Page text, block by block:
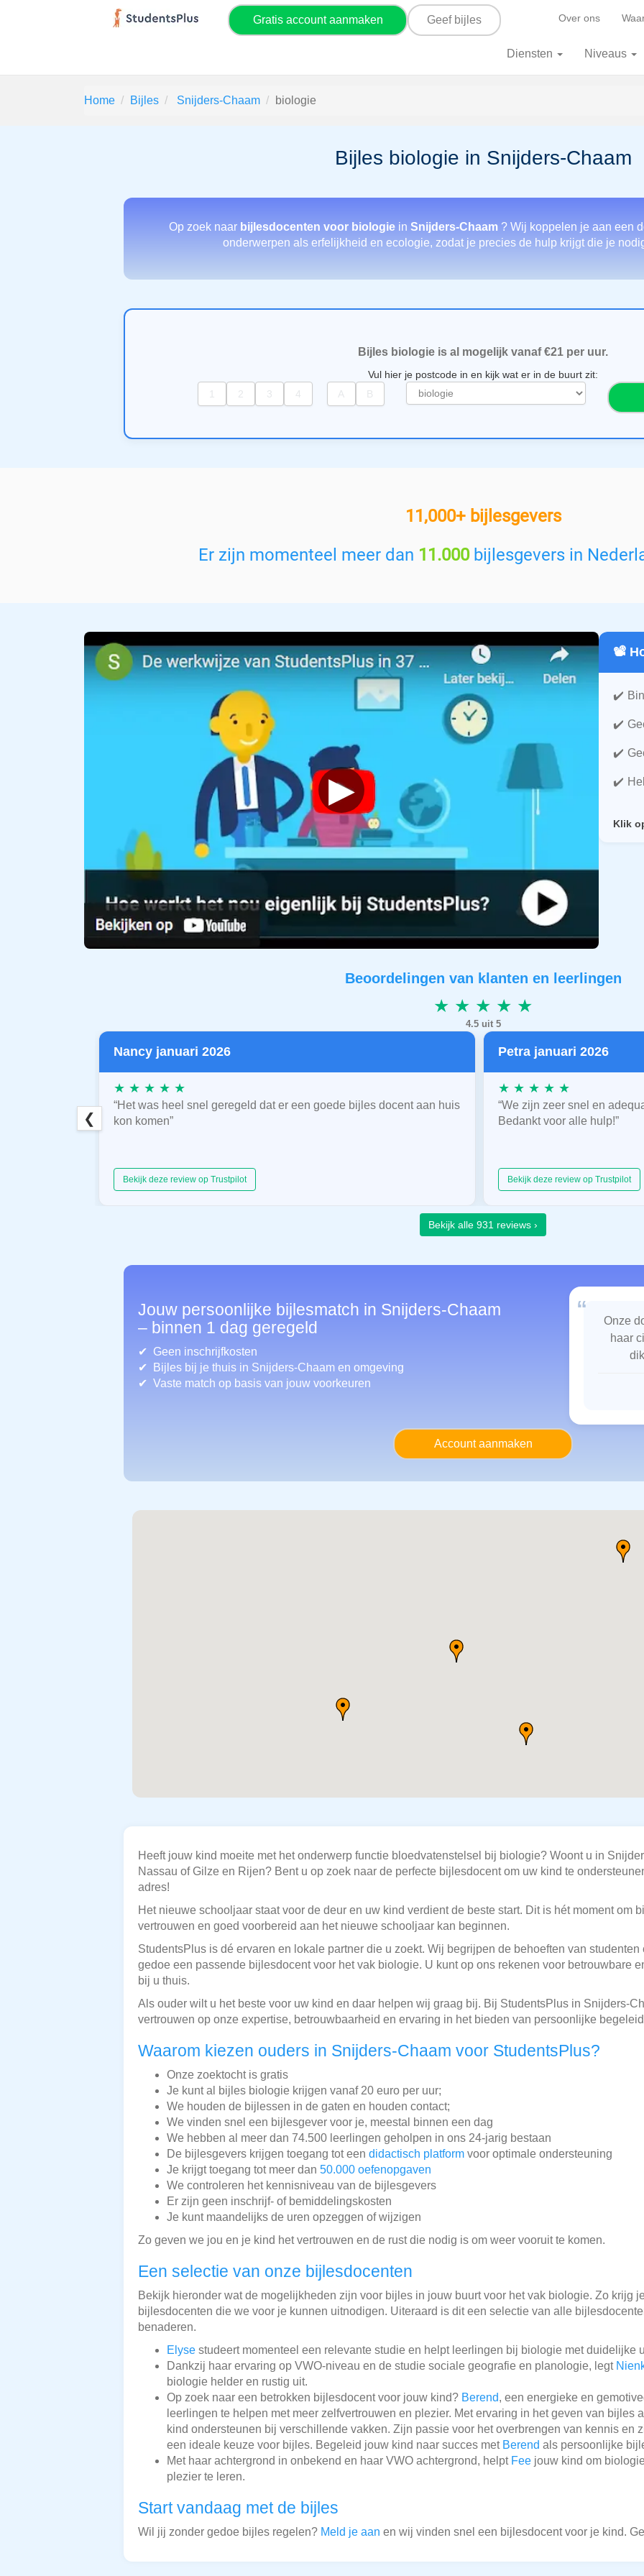
Gratis account aanmaken Geef bijles Over ons
Diensten Niveaus
Home Bijles Snijders-Chaam biologie
Bijles biologie in Snijders-Chaam
Op zoek naar bijlesdocenten voor biologiein Snijders-Chaam ? Wij koppelen je aan een
onderwerpen als erfelijkheid en ecologie, zodat je precies de hulp krijgt die je
Bijles biologie is al mogelijk vanaf €21 per uur.
Vul hier je postcode in en kijk wat er in de buurt zit:
e
e
n
11,000+ bijlesgevers
Er zijn momenteel meer dan 11.000bijlesgevers in
▶
📽️
Klik
Beoordelingen van klanten en leerlingen
★ ★ ★ ★ ★
4.5 uit 5
Nancy januari 2026
★ ★ ★ ★ ★
“Het was heel snel geregeld dat er een goede bijles docent aan huis
kon komen”
Bekijk deze review op Trustpilot
Petra januari 2026
★ ★ ★ ★ ★
“We zijn zeer snel en
Bedankt voor alle hulp!”
Bekijk deze review op Trustpilot
❮
Bekijk alle 931 reviews ›
Jouw persoonlijke bijlesmatch in Snijders-Chaam
– binnen 1 dag geregeld
Geen inschrijfkosten
Bijles bij je thuis in Snijders-Chaam en omgeving
Vaste match op basis van jouw voorkeuren
“
Onze
haar
Account aanmaken
Heeft jouw kind moeite met het onderwerp functie bloedvatenstelsel bij biologie? Woont u in
Nassau of Gilze en Rijen? Bent u op zoek naar de perfecte bijlesdocent om uw kind te
adres!
Het nieuwe schooljaar staat voor de deur en uw kind verdient de beste start. Dit is hét moment om
vertrouwen en goed voorbereid aan het nieuwe schooljaar kan beginnen.
StudentsPlus is dé ervaren en lokale partner die u zoekt. Wij begrijpen de behoeften van
gedoe een passende bijlesdocent voor het vak biologie. U kunt op ons rekenen voor betrouwbare
bij u thuis.
Als ouder wilt u het beste voor uw kind en daar helpen wij graag bij. Bij StudentsPlus in Snijders-
vertrouwen op onze expertise, betrouwbaarheid en ervaring in het bieden van persoonlijke
Waarom kiezen ouders in Snijders-Chaam voor StudentsPlus?
Onze zoektocht is gratis
Je kunt al bijles biologie krijgen vanaf 20 euro per uur;
We houden de bijlessen in de gaten en houden contact;
We vinden snel een bijlesgever voor je, meestal binnen een dag
We hebben al meer dan 74.500 leerlingen geholpen in ons 24-jarig bestaan
De bijlesgevers krijgen toegang tot een didactisch platform voor optimale ondersteuning
Je krijgt toegang tot meer dan 50.000 oefenopgaven
We controleren het kennisniveau van de bijlesgevers
Er zijn geen inschrijf- of bemiddelingskosten
Je kunt maandelijks de uren opzeggen of wijzigen
Zo geven we jou en je kind het vertrouwen en de rust die nodig is om weer vooruit te komen.
Een selectie van onze bijlesdocenten
Bekijk hieronder wat de mogelijkheden zijn voor bijles in jouw buurt voor het vak biologie. Zo krijg
bijlesdocenten die we voor je kunnen uitnodigen. Uiteraard is dit een selectie van alle
benaderen.
Elyse studeert momenteel een relevante studie en helpt leerlingen bij biologie met duidelijke
Dankzij haar ervaring op VWO-niveau en de studie sociale geografie en planologie, legt
biologie helder en rustig uit.
Op zoek naar een betrokken bijlesdocent voor jouw kind? Berend, een energieke en
leerlingen te helpen met meer zelfvertrouwen en plezier. Met ervaring in het geven van bijles
kind ondersteunen bij verschillende vakken. Zijn passie voor het overbrengen van kennis en
een ideale keuze voor bijles. Begeleid jouw kind naar succes met Berend als persoonlijke
Met haar achtergrond in onbekend en haar VWO achtergrond, helpt Fee jouw kind om
plezier te leren.
Start vandaag met de bijles
Wil jij zonder gedoe bijles regelen? Meld je aan en wij vinden snel een bijlesdocent voor je kind.